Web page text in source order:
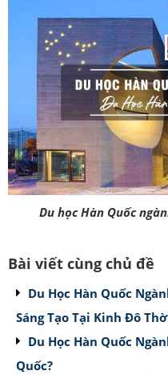
Du học Hàn Quốc
Bài viết cùng chủ đề
Du Học Hàn Quốc
Sáng Tạo Tại Kinh Đô
Du Học Hàn Quốc
Quốc?